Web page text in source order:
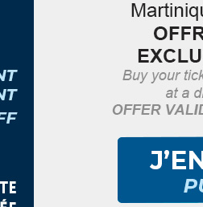
d’improvisation qui
improvisateurs du
au 110 Rue Lamartine à
codes des comedy club
martiniquais.
ORGANISATEUR